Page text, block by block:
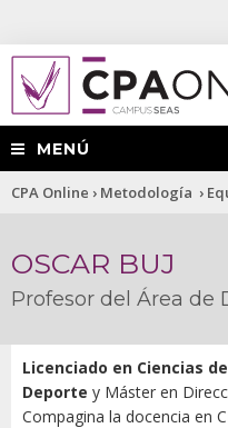
MENÚ
Usted
aquí
CPA Online › Metodología ›
OSCAR BUJ
Profesor del Área de
Licenciado en Ciencias
Deporte y Máster en
Compagina la docencia en